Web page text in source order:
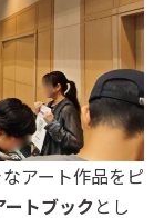
アート作品をピ
トブックとし